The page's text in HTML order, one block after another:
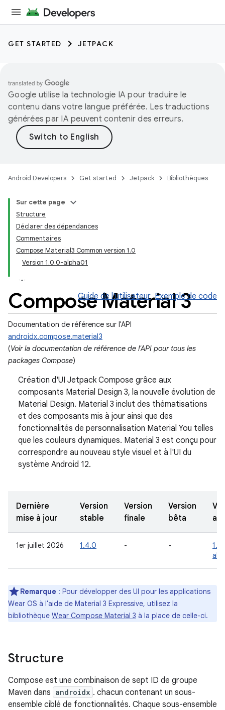
GET STARTED JETPACK
Google utilise la technologie IA pour traduire le
contenu dans votre langue préférée. Les traductions
générées par IA peuvent contenir des erreurs.
Android Developers Get started Jetpack Bibliothèques
Sur cette page
Structure
Déclarer des dépendances
Commentaires
Compose Material3 Common version 1.0
Version 1.0.0-alpha01
Compose Material 3
Guide de l'utilisateur Exemple de code
Documentation de référence sur l'API
androidx.compose.material3
(Voir la documentation de référence de l'API pour tous les
packages Compose)
Création d'UI Jetpack Compose grâce aux
composants Material Design 3, la nouvelle évolution de
Material Design. Material 3 inclut des thématisations
et des composants mis à jour ainsi que des
fonctionnalités de personnalisation Material You telles
que les couleurs dynamiques. Material 3 est conçu pour
correspondre au nouveau style visuel et à l'UI du
système Android 12.
Dernière
mise à jour
Version
stable
Version
finale
Version
bêta
1er juillet 2026 1.4.0 - -
Remarque : Pour développer des UI pour les applications
Wear OS à l'aide de Material 3 Expressive, utilisez la
bibliothèque Wear Compose Material 3 à la place de celle-ci.
Structure
Compose est une combinaison de sept ID de groupe
Maven dans androidx . chacun contenant un sous-
ensemble ciblé de fonctionnalités. Chaque sous-ensemble